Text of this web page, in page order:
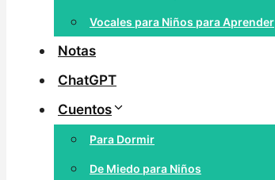
Vocales para Niños para Aprender
Notas
ChatGPT
Cuentos
Para Dormir
De Miedo para Niños